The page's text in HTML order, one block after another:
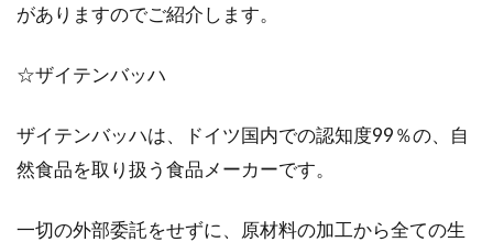
がありますのでご紹介します。
☆ザイテンバッハ
ザイテンバッハは、ドイツ国内での認知度99％の、自
然食品を取り扱う食品メーカーです。
一切の外部委託をせずに、原材料の加工から全ての生